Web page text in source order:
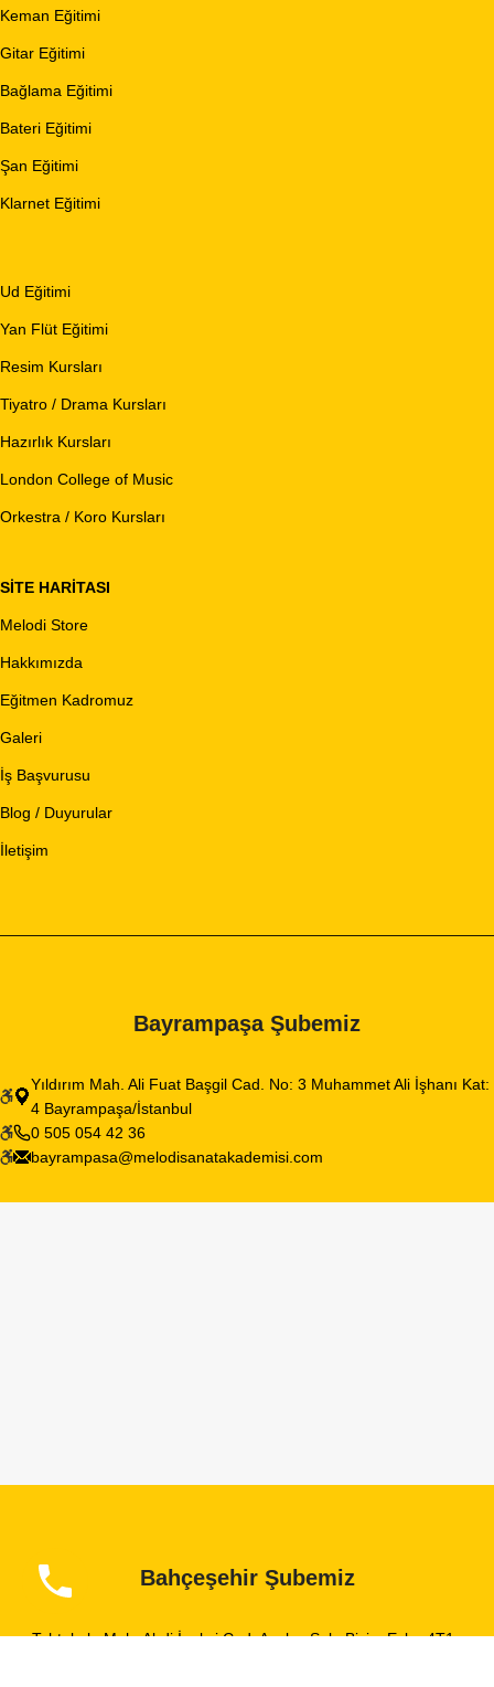
Keman Eğitimi
Gitar Eğitimi
Bağlama Eğitimi
Bateri Eğitimi
Şan Eğitimi
Klarnet Eğitimi
Ud Eğitimi
Yan Flüt Eğitimi
Resim Kursları
Tiyatro / Drama Kursları
Hazırlık Kursları
London College of Music
Orkestra / Koro Kursları
SITE HARITASI
Melodi Store
Hakkımızda
Eğitmen Kadromuz
Galeri
İş Başvurusu
Blog / Duyurular
İletişim
Bayrampaşa Şubemiz
Yıldırım Mah. Ali Fuat Başgil Cad. No: 3 Muhammet Ali İşhanı Kat:
4 Bayrampaşa/İstanbul
0 505 054 42 36
bayrampasa@melodisanatakademisi.com
Bahçeşehir Şubemiz
Tahtakale Mah. Abdi İpekçi Cad. Açelya Sok. Bizim Evler 4T1 çarşı